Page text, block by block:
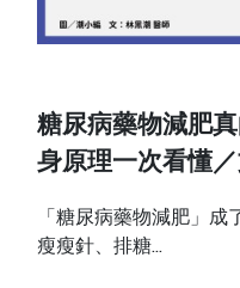
糖尿病藥物減肥
身原理一次看懂
「糖尿病藥物減肥」
瘦瘦針、排糖...